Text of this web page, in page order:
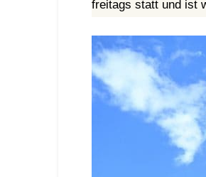
freitags statt und ist